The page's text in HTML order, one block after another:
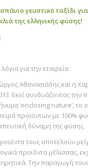
γευστικό ταξίδι
της ελληνικής φύσης!
για την εταιρεία
Αθανασιάδης και η
Εκεί συνδυάζοντας
‘enclosing nature’, το
προϊόντων με 100%
δύναμη της φύσης.
τους αποτελούν
προϊόντα μέλισσας,
Την παραγωγή